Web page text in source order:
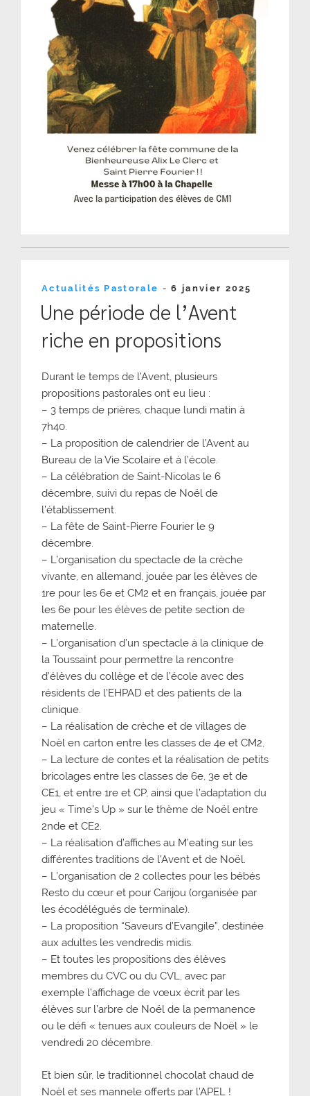
Actualités Pastorale -Publié
le
6 janvier 2025
Une période de l’Avent
riche en propositions
Durant le temps de l’Avent, plusieurs
propositions pastorales ont eu lieu :
– 3 temps de prières, chaque lundi matin à
7h40.
– La proposition de calendrier de l’Avent au
Bureau de la Vie Scolaire et à l’école.
– La célébration de Saint-Nicolas le 6
décembre, suivi du repas de Noël de
l’établissement.
– La fête de Saint-Pierre Fourier le 9
décembre.
– L’organisation du spectacle de la crèche
vivante, en allemand, jouée par les élèves de
1re pour les 6e et CM2 et en français, jouée par
les 6e pour les élèves de petite section de
maternelle.
– L’organisation d’un spectacle à la clinique de
la Toussaint pour permettre la rencontre
d’élèves du collège et de l’école avec des
résidents de l’EHPAD et des patients de la
clinique.
– La réalisation de crèche et de villages de
Noël en carton entre les classes de 4e et CM2,
– La lecture de contes et la réalisation de petits
bricolages entre les classes de 6e, 3e et de
CE1, et entre 1re et CP, ainsi que l’adaptation du
jeu « Time’s Up » sur le thème de Noël entre
2nde et CE2.
– La réalisation d’affiches au M’eating sur les
différentes traditions de l’Avent et de Noël.
– L’organisation de 2 collectes pour les bébés
Resto du cœur et pour Carijou (organisée par
les écodélégués de terminale).
– La proposition “Saveurs d’Evangile”, destinée
aux adultes les vendredis midis.
– Et toutes les propositions des élèves
membres du CVC ou du CVL, avec par
exemple l’affichage de vœux écrit par les
élèves sur l’arbre de Noël de la permanence
ou le défi « tenues aux couleurs de Noël » le
vendredi 20 décembre.
Et bien sûr, le traditionnel chocolat chaud de
Noël et ses mannele offerts par l’APEL !